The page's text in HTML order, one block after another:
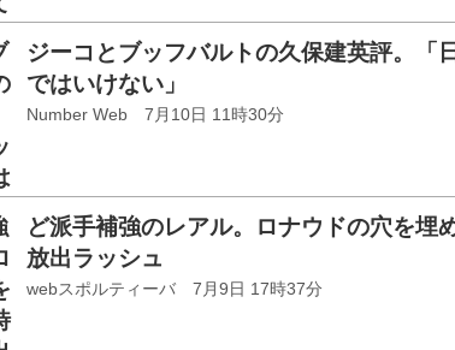
ジーコとブッフバルトの久保建英評。「
ではいけない」
Number Web 7月10日 11時30分
ど派手補強のレアル。ロナウドの穴を埋
放出ラッシュ
webスポルティーバ 7月9日 17時37分